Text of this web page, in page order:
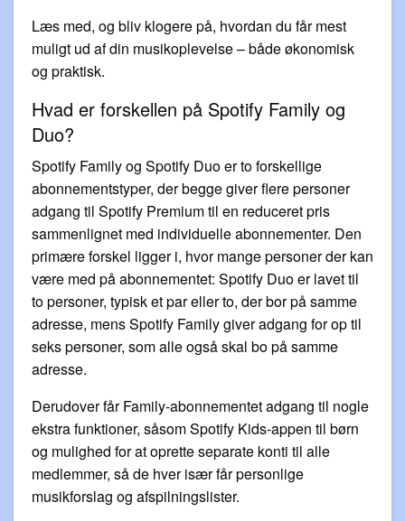
Læs med, og bliv klogere på, hvordan du får mest
muligt ud af din musikoplevelse – både økonomisk
og praktisk.
Hvad er forskellen på Spotify Family og
Duo?
Spotify Family og Spotify Duo er to forskellige
abonnementstyper, der begge giver flere personer
adgang til Spotify Premium til en reduceret pris
sammenlignet med individuelle abonnementer. Den
primære forskel ligger i, hvor mange personer der kan
være med på abonnementet: Spotify Duo er lavet til
to personer, typisk et par eller to, der bor på samme
adresse, mens Spotify Family giver adgang for op til
seks personer, som alle også skal bo på samme
adresse.
Derudover får Family-abonnementet adgang til nogle
ekstra funktioner, såsom Spotify Kids-appen til børn
og mulighed for at oprette separate konti til alle
medlemmer, så de hver især får personlige
musikforslag og afspilningslister.